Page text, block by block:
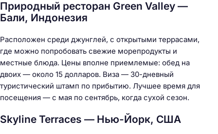
Природный ресторан Green Valley —
Бали, Индонезия
Расположен среди джунглей, с открытыми террасами,
где можно попробовать свежие морепродукты и
местные блюда. Цены вполне приемлемые: обед на
двоих — около 15 долларов. Виза — 30-дневный
туристический штамп по прибытию. Лучшее время для
посещения — с мая по сентябрь, когда сухой сезон.
Skyline Terraces — Нью-Йорк, США